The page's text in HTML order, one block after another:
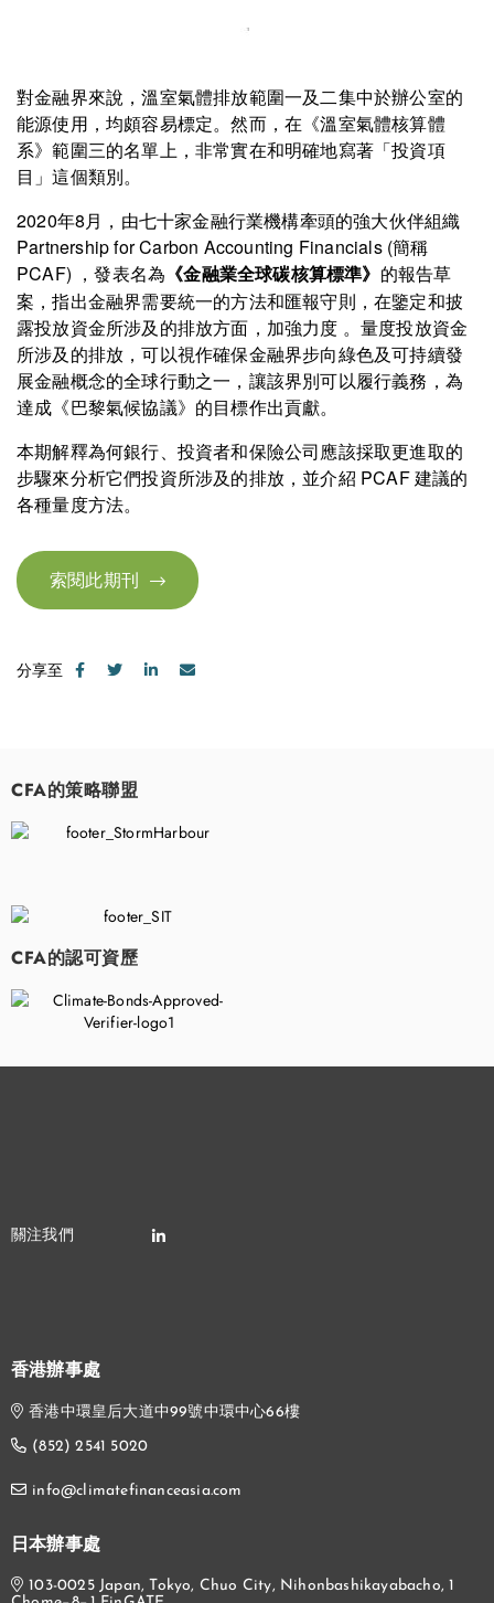
對金融界來說，溫室氣體排放範圍一及二集中於辦公室的
能源使用，均頗容易標定。然而，在《溫室氣體核算體
系》範圍三的名單上，非常實在和明確地寫著「投資項
目」這個類別。
2020年8月，由七十家金融行業機構牽頭的強大伙伴組織
Partnership for Carbon Accounting Financials (簡稱
PCAF) ，發表名為 《金融業全球碳核算標準》 的報告草
案，指出金融界需要統一的方法和匯報守則，在鑒定和披
露投放資金所涉及的排放方面，加強力度 。量度投放資金
所涉及的排放，可以視作確保金融界步向綠色及可持續發
展金融概念的全球行動之一，讓該界別可以履行義務，為
達成《巴黎氣候協議》的目標作出貢獻。
本期解釋為何銀行、投資者和保險公司應該採取更進取的
步驟來分析它們投資所涉及的排放，並介紹 PCAF 建議的
各種量度方法。
索閱此期刊
分享至
CFA的策略聯盟
CFA的認可資歷
香港辦事處
香港中環皇后大道中99號中環中心66樓
(852) 2541 5020
info@climatefinanceasia.com
日本辦事處
103-0025 Japan, Tokyo, Chuo City, Nihonbashikayabacho, 1